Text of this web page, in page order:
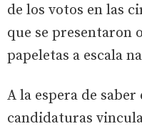
de los votos en las
que se presentaron
papeletas a escala
A la espera de
candidaturas